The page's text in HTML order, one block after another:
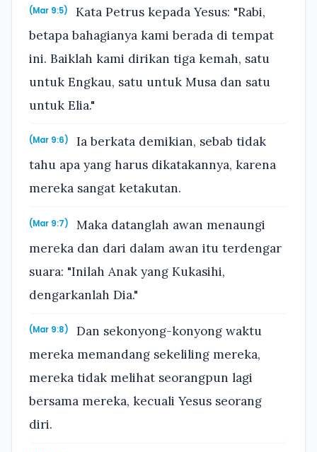
(Mar 9:5)
Kata Petrus kepada Yesus: "Rabi,
betapa bahagianya kami berada di tempat
ini. Baiklah kami dirikan tiga kemah, satu
untuk Engkau, satu untuk Musa dan satu
untuk Elia."
(Mar 9:6)
Ia berkata demikian, sebab tidak
tahu apa yang harus dikatakannya, karena
mereka sangat ketakutan.
(Mar 9:7)
Maka datanglah awan menaungi
mereka dan dari dalam awan itu terdengar
suara: "Inilah Anak yang Kukasihi,
dengarkanlah Dia."
(Mar 9:8)
Dan sekonyong-konyong waktu
mereka memandang sekeliling mereka,
mereka tidak melihat seorangpun lagi
bersama mereka, kecuali Yesus seorang
diri.